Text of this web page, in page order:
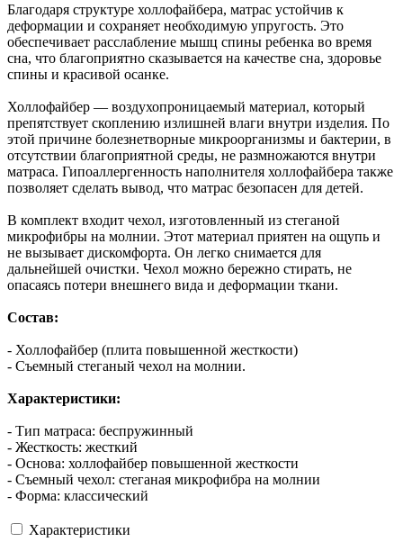
Благодаря структуре холлофайбера, матрас устойчив к
деформации и сохраняет необходимую упругость. Это
обеспечивает расслабление мышц спины ребенка во время
сна, что благоприятно сказывается на качестве сна, здоровье
спины и красивой осанке.
Холлофайбер — воздухопроницаемый материал, который
препятствует скоплению излишней влаги внутри изделия. По
этой причине болезнетворные микроорганизмы и бактерии, в
отсутствии благоприятной среды, не размножаются внутри
матраса. Гипоаллергенность наполнителя холлофайбера также
позволяет сделать вывод, что матрас безопасен для детей.
В комплект входит чехол, изготовленный из стеганой
микрофибры на молнии. Этот материал приятен на ощупь и
не вызывает дискомфорта. Он легко снимается для
дальнейшей очистки. Чехол можно бережно стирать, не
опасаясь потери внешнего вида и деформации ткани.
Состав:
- Холлофайбер (плита повышенной жесткости)
- Съемный стеганый чехол на молнии.
Характеристики:
- Тип матраса: беспружинный
- Жесткость: жесткий
- Основа: холлофайбер повышенной жесткости
- Съемный чехол: стеганая микрофибра на молнии
- Форма: классический
Характеристики